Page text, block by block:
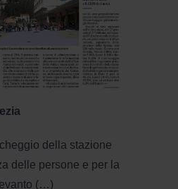
della stazione
delle persone e per la
(…)